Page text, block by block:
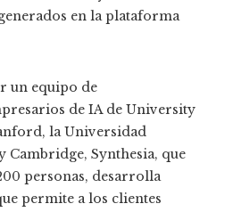
en la plataforma
un equipo de
de IA de University
la Universidad
Cambridge, Synthesia, que
personas, desarrolla
permite a los clientes